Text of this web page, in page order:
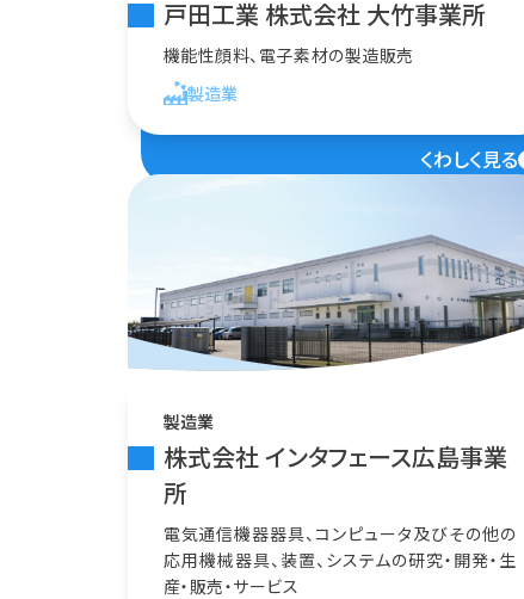
戸田工業 株式会社 大竹事業所
機能性顔料、電子素材の製造販売
製造業
くわしく見る
製造業
株式会社 インタフェース広島事業
所
電気通信機器器具、コンピュータ及びその他の
応用機械器具、装置、システムの研究・開発・生
産・販売・サービス